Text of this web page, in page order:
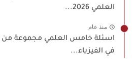
العلمي 2026...
منذ عام
اسئلة خامس العلمي مجموعة
في الفيزياء...